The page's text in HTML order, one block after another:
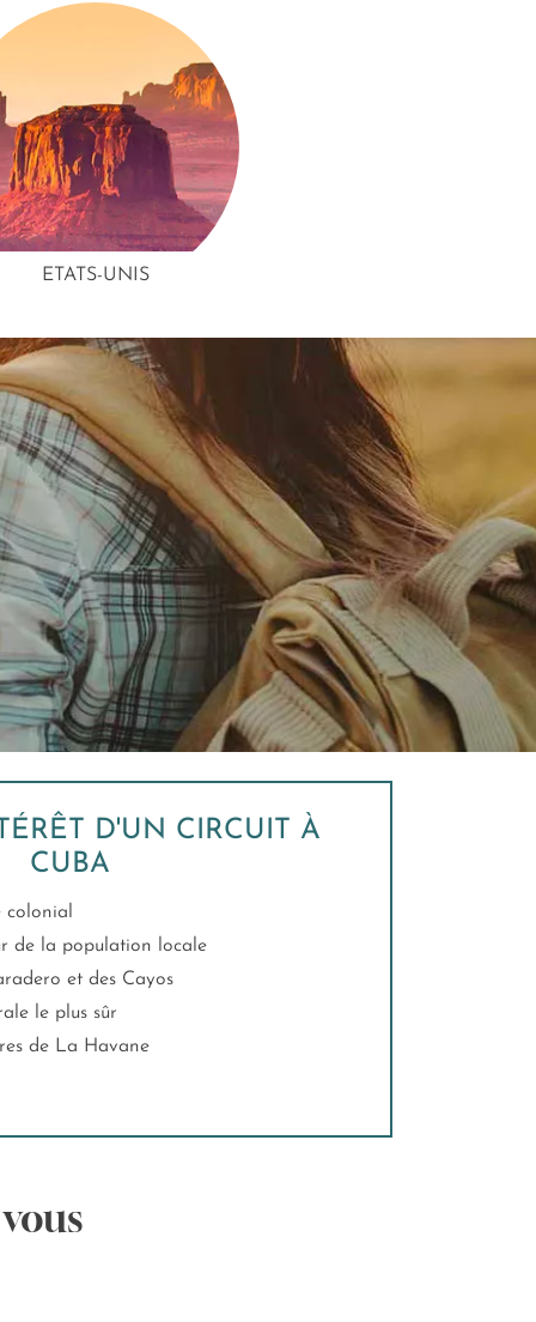
ETATS-UNIS
D'UN CIRCUIT À
CUBA
de la population locale
et des Cayos
le plus sûr
de La Havane